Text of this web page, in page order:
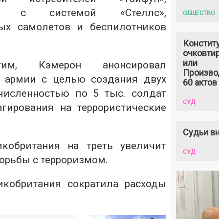
с системой «Стеллс»,
самолетов и беспилотников
Кэмерон анонсировал
армии с целью создания двух
по 5 тыс. солдат
на террористические
на треть увеличит
с терроризмом.
сократила расходы
ОБЩЕСТВО
или
60
СУД
Судьи
СУД